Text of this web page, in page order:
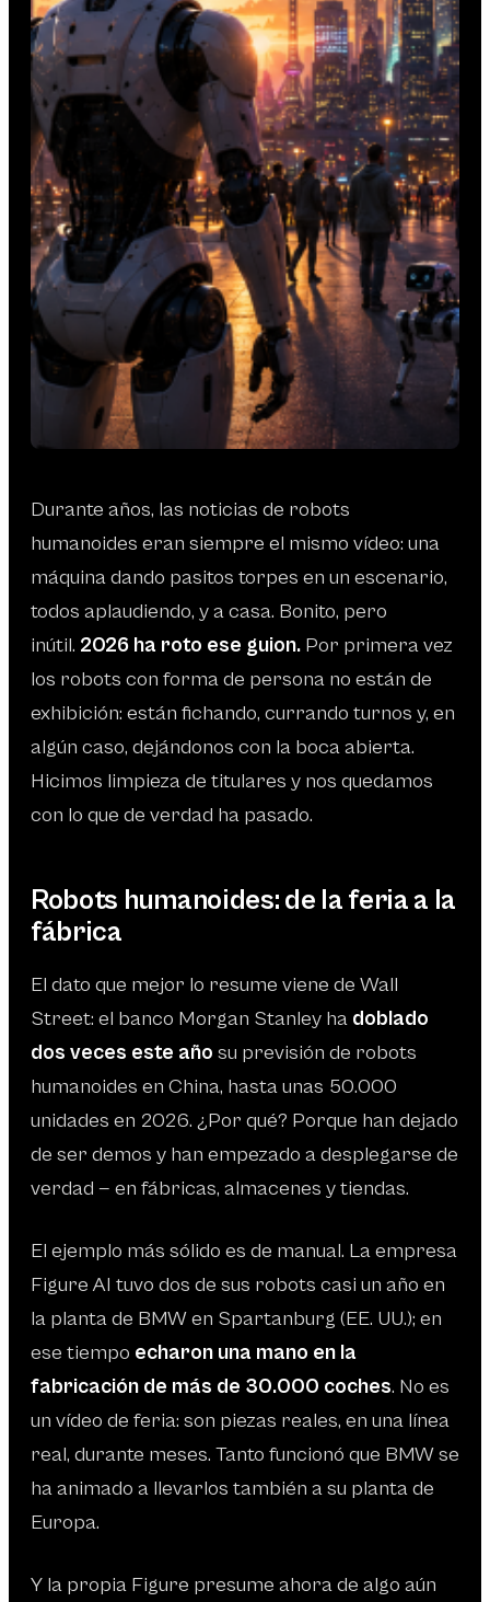
Durante años, las noticias de robots
humanoides eran siempre el mismo vídeo: una
máquina dando pasitos torpes en un escenario,
todos aplaudiendo, y a casa. Bonito, pero
inútil. 2026 ha roto ese guion. Por primera vez
los robots con forma de persona no están de
exhibición: están fichando, currando turnos y, en
algún caso, dejándonos con la boca abierta.
Hicimos limpieza de titulares y nos quedamos
con lo que de verdad ha pasado.
Robots humanoides: de la feria a la
fábrica
El dato que mejor lo resume viene de Wall
Street: el banco Morgan Stanley ha doblado
dos veces este año su previsión de robots
humanoides en China, hasta unas 50.000
unidades en 2026. ¿Por qué? Porque han dejado
de ser demos y han empezado a desplegarse de
verdad — en fábricas, almacenes y tiendas.
El ejemplo más sólido es de manual. La empresa
Figure AI tuvo dos de sus robots casi un año en
la planta de BMW en Spartanburg (EE. UU.); en
ese tiempo echaron una mano en la
fabricación de más de 30.000 coches. No es
un vídeo de feria: son piezas reales, en una línea
real, durante meses. Tanto funcionó que BMW se
ha animado a llevarlos también a su planta de
Europa.
Y la propia Figure presume ahora de algo aún